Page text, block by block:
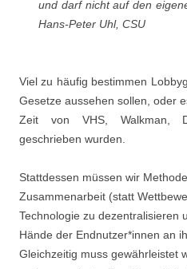
und darf nicht auf den
Hans-Peter Uhl, CSU
Viel zu häufig bestimmen
Gesetze aussehen sollen, oder
Zeit von VHS, Walkman,
geschrieben wurden.
Stattdessen müssen wir
Zusammenarbeit (statt
Technologie zu dezentralisieren
Hände der Endnutzer*innen an
Gleichzeitig muss gewährleistet